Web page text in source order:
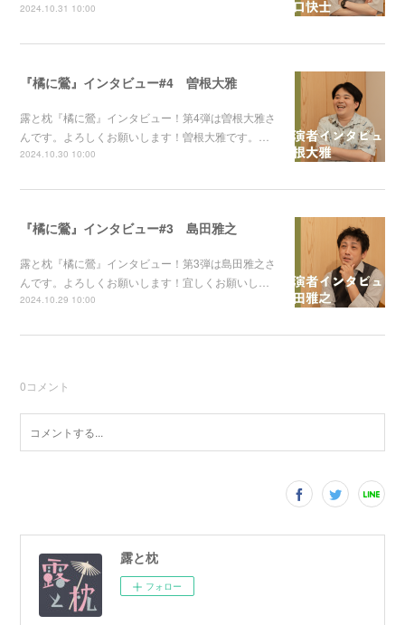
2024.10.31 10:00
『橘に鶯』インタビュー#4 曽根大雅
露と枕『橘に鶯』インタビュー！第4弾は曽根大雅さ
んです。よろしくお願いします！曽根大雅です。…
2024.10.30 10:00
『橘に鶯』インタビュー#3 島田雅之
露と枕『橘に鶯』インタビュー！第3弾は島田雅之さ
んです。よろしくお願いします！宜しくお願いし…
2024.10.29 10:00
0コメント
露と枕
フォロー